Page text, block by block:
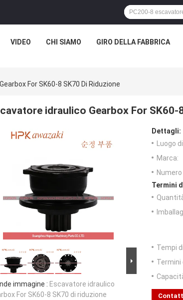
VIDEO CHI SIAMO GIRO DELLA FABBRICA
For SK60-8 SK70 Di Riduzione
idraulico Gearbox For SK60-
immagine : Escavatore idraulico
For SK60-8 SK70 di riduzione
Dettagli:
Luogo
Marca:
Termini
Tempi
Termini